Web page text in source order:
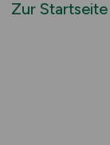
Zur Startseite